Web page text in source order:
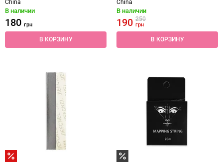
China
В наличии
180 грн
В КОРЗИНУ
China
В наличии
190 250
грн
В КОРЗИНУ